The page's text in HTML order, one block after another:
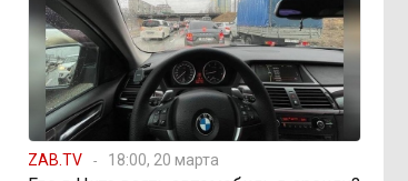
ZAB.TV 18:00, 20 марта